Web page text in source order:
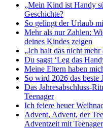
„Mein Kind ist Handy
Geschichte?
So gelingt der Urlaub
Mehr als nur Zahlen:
deines Kindes zeigen
„Ich halt das nicht
Du sagst ‘Leg das
Meine Eltern haben
So wird 2026 das beste
Das Jahresabschluss-
Teenager
Ich feiere heuer
Advent, Advent, der
Adventzeit mit